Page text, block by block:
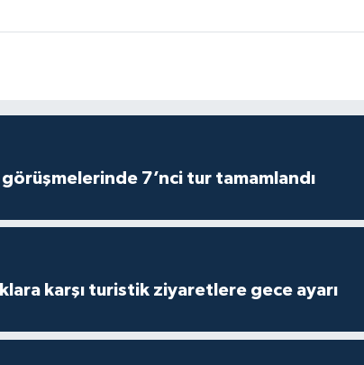
7’nci tur tamamlandı
karşı turistik ziyaretlere gece ayarı